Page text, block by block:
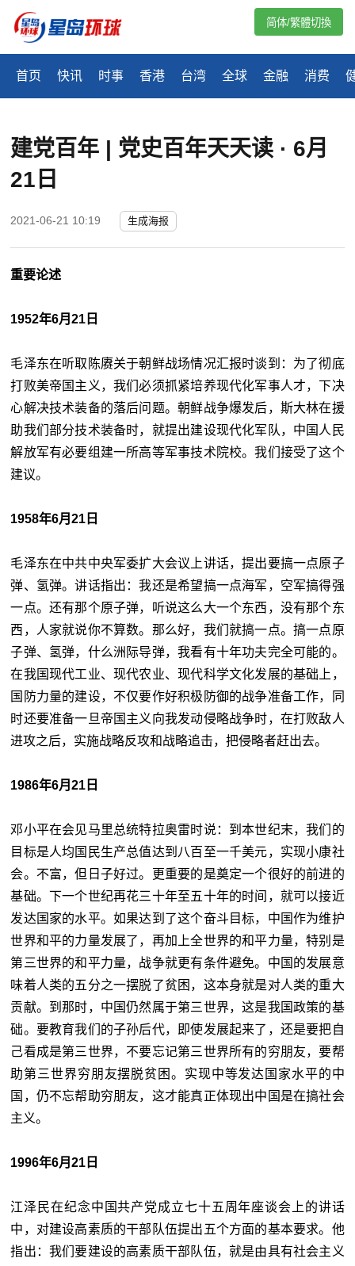
首页 快讯 时事 香港 台湾 全球 金融 消费
简体/繁體切換
建党百年 | 党史百年天天读 · 6月
21日
2021-06-21 10:19 生成海报
重要论述
1952年6月21日
毛泽东在听取陈赓关于朝鲜战场情况汇报时谈到：为了彻底
打败美帝国主义，我们必须抓紧培养现代化军事人才，下决
心解决技术装备的落后问题。朝鲜战争爆发后，斯大林在援
助我们部分技术装备时，就提出建设现代化军队，中国人民
解放军有必要组建一所高等军事技术院校。我们接受了这个
建议。
1958年6月21日
毛泽东在中共中央军委扩大会议上讲话，提出要搞一点原子
弹、氢弹。讲话指出：我还是希望搞一点海军，空军搞得强
一点。还有那个原子弹，听说这么大一个东西，没有那个东
西，人家就说你不算数。那么好，我们就搞一点。搞一点原
子弹、氢弹，什么洲际导弹，我看有十年功夫完全可能的。
在我国现代工业、现代农业、现代科学文化发展的基础上，
国防力量的建设，不仅要作好积极防御的战争准备工作，同
时还要准备一旦帝国主义向我发动侵略战争时，在打败敌人
进攻之后，实施战略反攻和战略追击，把侵略者赶出去。
1986年6月21日
邓小平在会见马里总统特拉奥雷时说：到本世纪末，我们的
目标是人均国民生产总值达到八百至一千美元，实现小康社
会。不富，但日子好过。更重要的是奠定一个很好的前进的
基础。下一个世纪再花三十年至五十年的时间，就可以接近
发达国家的水平。如果达到了这个奋斗目标，中国作为维护
世界和平的力量发展了，再加上全世界的和平力量，特别是
第三世界的和平力量，战争就更有条件避免。中国的发展意
味着人类的五分之一摆脱了贫困，这本身就是对人类的重大
贡献。到那时，中国仍然属于第三世界，这是我国政策的基
础。要教育我们的子孙后代，即使发展起来了，还是要把自
己看成是第三世界，不要忘记第三世界所有的穷朋友，要帮
助第三世界穷朋友摆脱贫困。实现中等发达国家水平的中
国，仍不忘帮助穷朋友，这才能真正体现出中国是在搞社会
主义。
1996年6月21日
江泽民在纪念中国共产党成立七十五周年座谈会上的讲话
中，对建设高素质的干部队伍提出五个方面的基本要求。他
指出：我们要建设的高素质干部队伍，就是由具有社会主义